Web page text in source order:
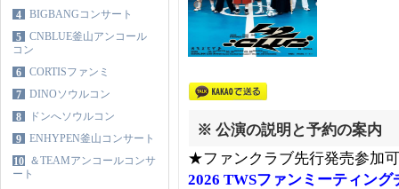
4
BIGBANGコンサート
5
CNBLUE釜山アンコール
コン
6
CORTISファンミ
7
DINOソウルコン
8
ドンへソウルコン
9
ENHYPEN釜山コンサート
10 ＆TEAMアンコールコンサ
ート
※ 公演の説明と予約の案内
★ファンクラブ先行発売参加
2026 TWSファンミーティング